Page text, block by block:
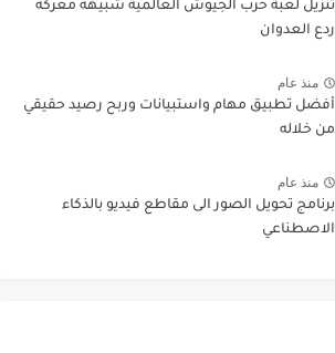
تنزيل لعبة حرب الجيوش العالمية شبيهة معركة
ردع العدوان
منذ عام
أفضل تطبيق مهام واستبيانات وربح رصيد حقيقي
من خلاله
منذ عام
برنامج تحويل الصور الى مقاطع فيديو بالذكاء
الاصطناعي